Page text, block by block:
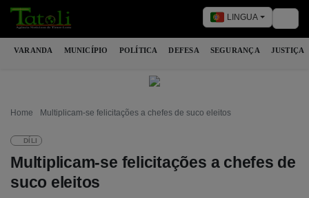
LINGUA
VARANDA MUNICÍPIO POLÍTICA DEFESA SEGURANÇA JUSTIÇA
Home Multiplicam-se felicitações a chefes de suco eleitos
DÍLI
Multiplicam-se felicitações a chefes de
suco eleitos